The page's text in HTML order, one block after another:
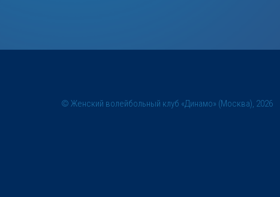
© Женский волейбольный клуб «Динамо» (Москва), 2026